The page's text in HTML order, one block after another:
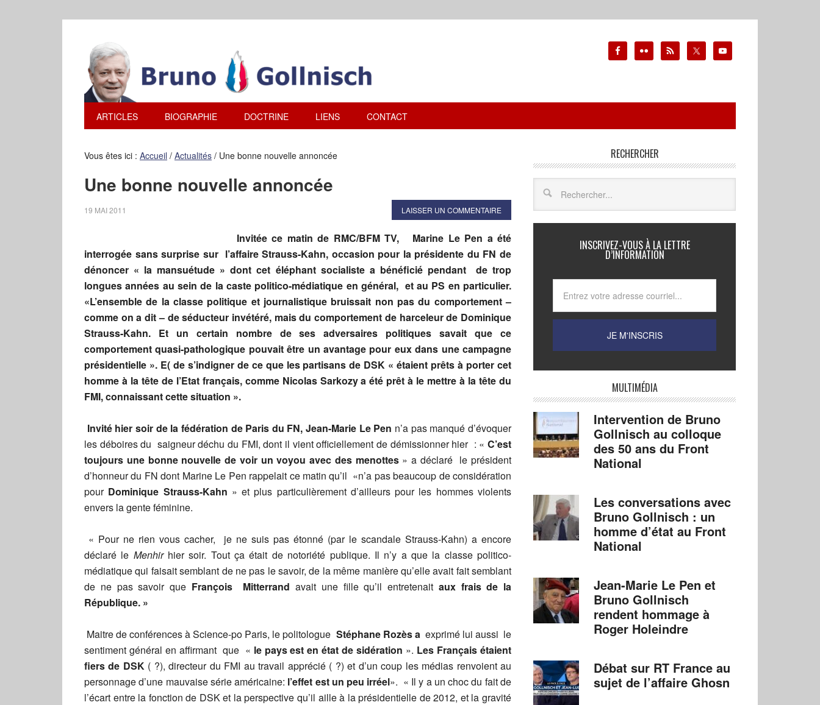
ARTICLES BIOGRAPHIE DOCTRINE LIENS CONTACT
Vous êtes ici : Accueil / Actualités / Une bonne nouvelle annoncée
Une bonne nouvelle annoncée
19 MAI 2011 LAISSER UN COMMENTAIRE
Invitée ce matin de RMC/BFM TV, Marine Le Pen a été
interrogée sans surprise sur l’affaire Strauss-Kahn, occasion pour la présidente du FN de
dénoncer « la mansuétude » dont cet éléphant socialiste a bénéficié pendant de trop
longues années au sein de la caste politico-médiatique en général, et au PS en particulier.
«L’ensemble de la classe politique et journalistique bruissait non pas du comportement –
comme on a dit – de séducteur invétéré, mais du comportement de harceleur de Dominique
Strauss-Kahn. Et un certain nombre de ses adversaires politiques savait que ce
comportement quasi-pathologique pouvait être un avantage pour eux dans une campagne
présidentielle ». E( de s’indigner de ce que les partisans de DSK « étaient prêts à porter cet
homme à la tête de l’Etat français, comme Nicolas Sarkozy a été prêt à le mettre à la tête du
FMI, connaissant cette situation ».
Invité hier soir de la fédération de Paris du FN, Jean-Marie Le Pen n’a pas manqué d’évoquer
les déboires du saigneur déchu du FMI, dont il vient officiellement de démissionner hier : « C’est
toujours une bonne nouvelle de voir un voyou avec des menottes» a déclaré le président
d’honneur du FN dont Marine Le Pen rappelait ce matin qu’il «n’a pas beaucoup de considération
pour Dominique Strauss-Kahn » et plus particulièrement d’ailleurs pour les hommes violents
envers la gente féminine.
« Pour ne rien vous cacher, je ne suis pas étonné (par le scandale Strauss-Kahn) a encore
déclaré le Menhirhier soir. Tout ça était de notoriété publique. Il n’y a que la classe politico-
médiatique qui faisait semblant de ne pas le savoir, de la même manière qu’elle avait fait semblant
de ne pas savoir que François Mitterrand avait une fille qu’il entretenait aux frais de la
République. »
Maitre de conférences à Science-po Paris, le politologue Stéphane Rozèsaexprimé lui aussi le
sentiment général en affirmant que « le pays est en état de sidération ». Les Français étaient
fiers de DSK( ?), directeur du FMI au travail apprécié ( ?) et d’un coup les médias renvoient au
personnage d’une mauvaise série américaine: l’effet est un peu irréel». « Il y a un choc du fait de
l’écart entre la fonction de DSK et la perspective qu’il aille à la présidentielle de 2012, et la gravité
RECHERCHER
INSCRIVEZ-VOUS À LA LETTRE
D’INFORMATION
MULTIMÉDIA
Intervention de Bruno
Gollnisch au colloque
des 50 ans du Front
National
Les conversations avec
Bruno Gollnisch : un
homme d’état au Front
National
Jean-Marie Le Pen et
Bruno Gollnisch
rendent hommage à
Roger Holeindre
Débat sur RT France au
sujet de l’affaire Ghosn